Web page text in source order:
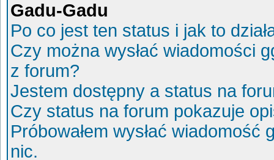
Gadu-Gadu
Po co jest ten status i jak to
Czy można wysłać wiadomości
z forum?
Jestem dostępny a status na
Czy status na forum pokazuje
Próbowałem wysłać
nic.